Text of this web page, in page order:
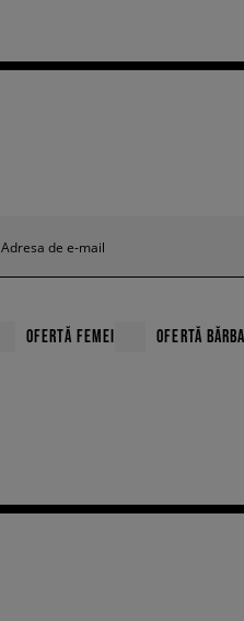
Adresa de e-mail
OFERTĂ FEMEI OFERTĂ